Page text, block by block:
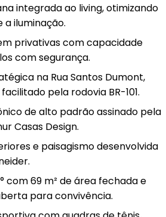
integrada ao living, otimizando
a iluminação.
privativas com capacidade
com segurança.
na Rua Santos Dumont,
pela rodovia BR-101.
de alto padrão assinado pela
Casas Design.
e paisagismo desenvolvida
com 69 m² de área fechada e
para convivência.